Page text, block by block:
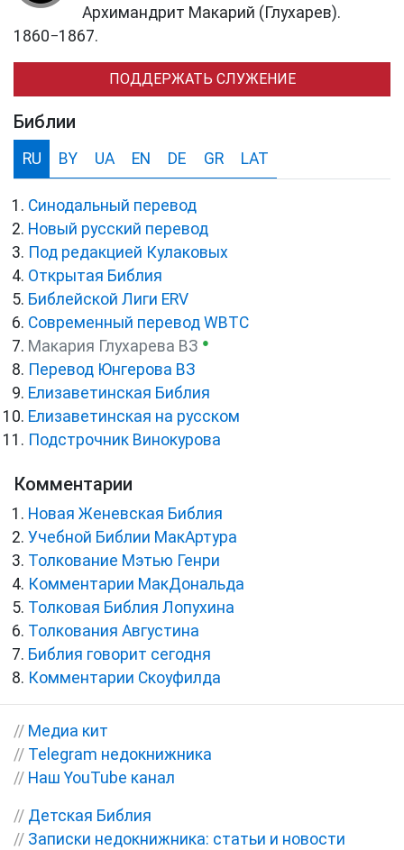
Архимандрит Макарий (Глухарев).
1860−1867.
ПОДДЕРЖАТЬ СЛУЖЕНИЕ
Библии
RU BY UA EN DE GR LAT
Синодальный перевод
Новый русский перевод
Под редакцией Кулаковых
Открытая Библия
Библейской Лиги ERV
Cовременный перевод WBTC
Макария Глухарева ВЗ ●
Перевод Юнгерова ВЗ
Елизаветинская Библия
Елизаветинская на русском
Подстрочник Винокурова
Комментарии
Новая Женевская Библия
Учебной Библии МакАртура
Толкование Мэтью Генри
Комментарии МакДональда
Толковая Библия Лопухина
Толкования Августина
Библия говорит сегодня
Комментарии Скоуфилда
// Медиа кит
// Telegram недокнижника
// Наш YouTube канал
// Детская Библия
// Записки недокнижника: статьи и новости